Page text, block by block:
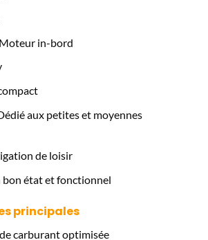
in-bord
aux petites et moyennes
de loisir
état et fonctionnel
principales
carburant optimisée